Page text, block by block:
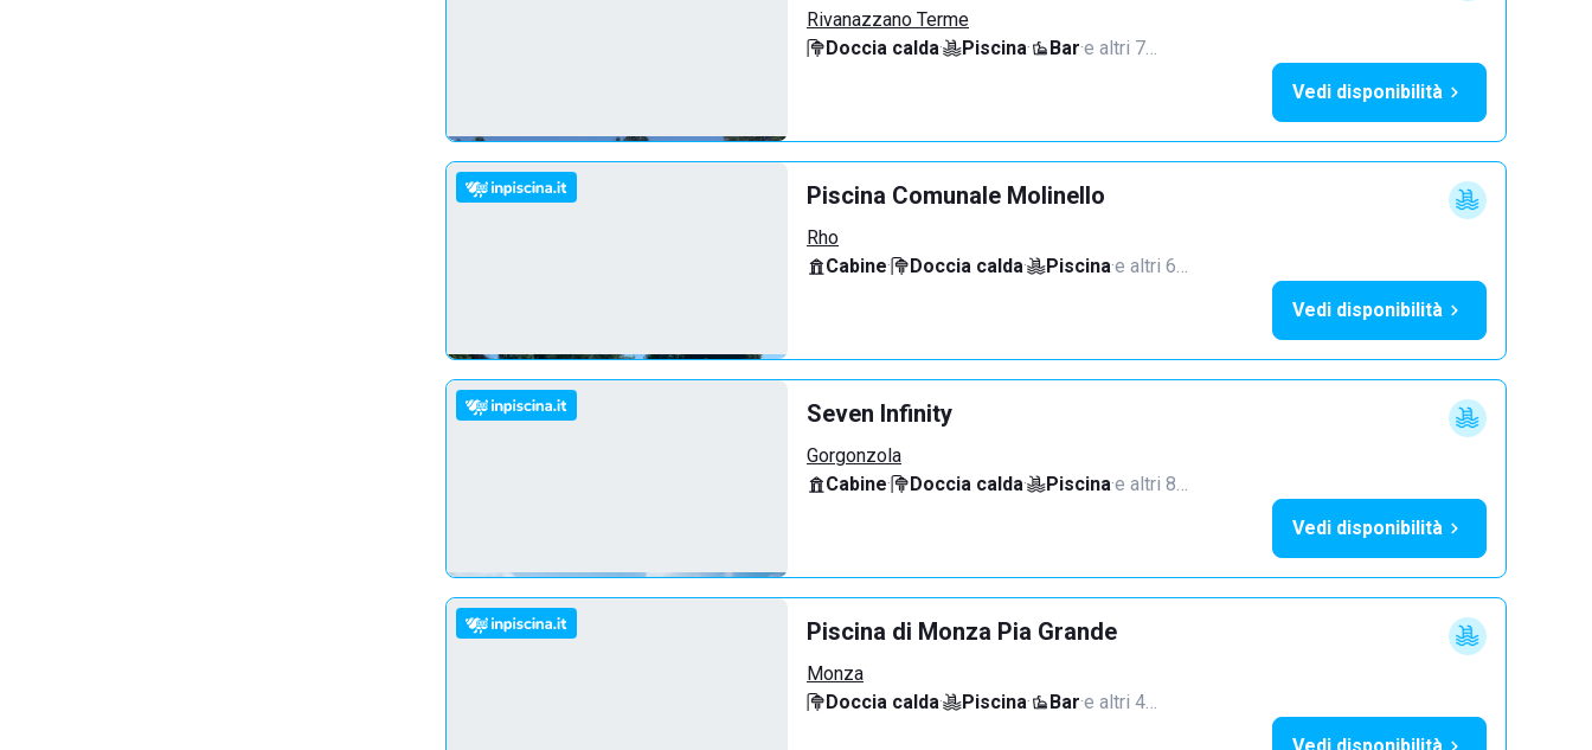
Rivanazzano Terme
Doccia calda· Piscina· Bar·e altri 7…
Vedi disponibilità
Piscina Comunale Molinello
Rho
Cabine· Doccia calda· Piscina·e altri 6…
Vedi disponibilità
Seven Infinity
Gorgonzola
Cabine· Doccia calda· Piscina·e altri 8…
Vedi disponibilità
Piscina di Monza Pia Grande
Monza
Doccia calda· Piscina· Bar·e altri 4…